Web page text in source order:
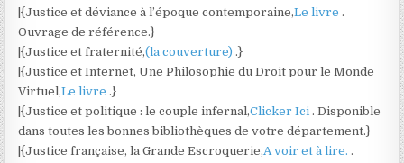
|{Justice et déviance à l’époque contemporaine,Le livre.
Ouvrage de référence.}
|{Justice et fraternité,(la couverture).}
|{Justice et Internet, Une Philosophie du Droit pour le Monde
Virtuel,Le livre.}
|{Justice et politique : le couple infernal,Clicker Ici. Disponible
dans toutes les bonnes bibliothèques de votre département.}
|{Justice française, la Grande Escroquerie,A voir et à lire..